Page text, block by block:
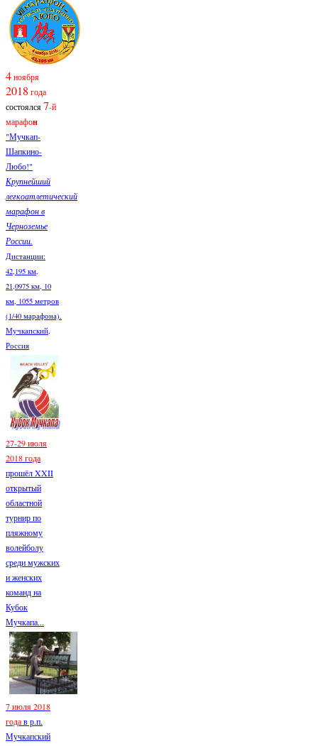
4ноября
2018 года
состоялся7-й
марафон
"Мучкап-
Шапкино-
Любо!"
Крупнейший
легкоатлетический
марафон в
Черноземье
России.
Дистанции:
42,195 км,
21,0975 км, 10
км, 1055 метров
(1/40 марафона).
Мучкапский,
Россия
27-29 июля
2018 года
прошёл XXII
открытый
областной
турнир по
пляжному
волейболу
среди мужских
и женских
команд на
Кубок
Мучкапа...
7 июля 2018
годав р.п.
Мучкапский